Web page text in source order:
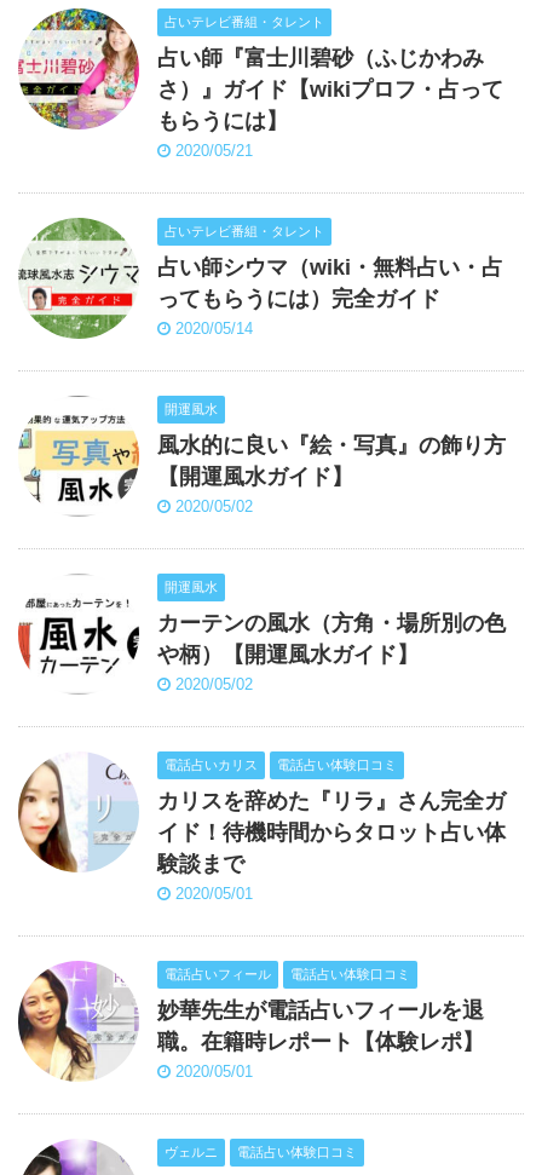
占いテレビ番組・タレント
占い師『富士川碧砂（ふじかわみ
さ）』ガイド【wikiプロフ・占って
もらうには】
2020/05/21
占いテレビ番組・タレント
占い師シウマ（wiki・無料占い・占
ってもらうには）完全ガイド
2020/05/14
開運風水
風水的に良い『絵・写真』の飾り方
【開運風水ガイド】
2020/05/02
開運風水
カーテンの風水（方角・場所別の色
や柄）【開運風水ガイド】
2020/05/02
電話占いカリス 電話占い体験口コミ
カリスを辞めた『リラ』さん完全ガ
イド！待機時間からタロット占い体
験談まで
2020/05/01
電話占いフィール 電話占い体験口コミ
妙華先生が電話占いフィールを退
職。在籍時レポート【体験レポ】
2020/05/01
ヴェルニ 電話占い体験口コミ